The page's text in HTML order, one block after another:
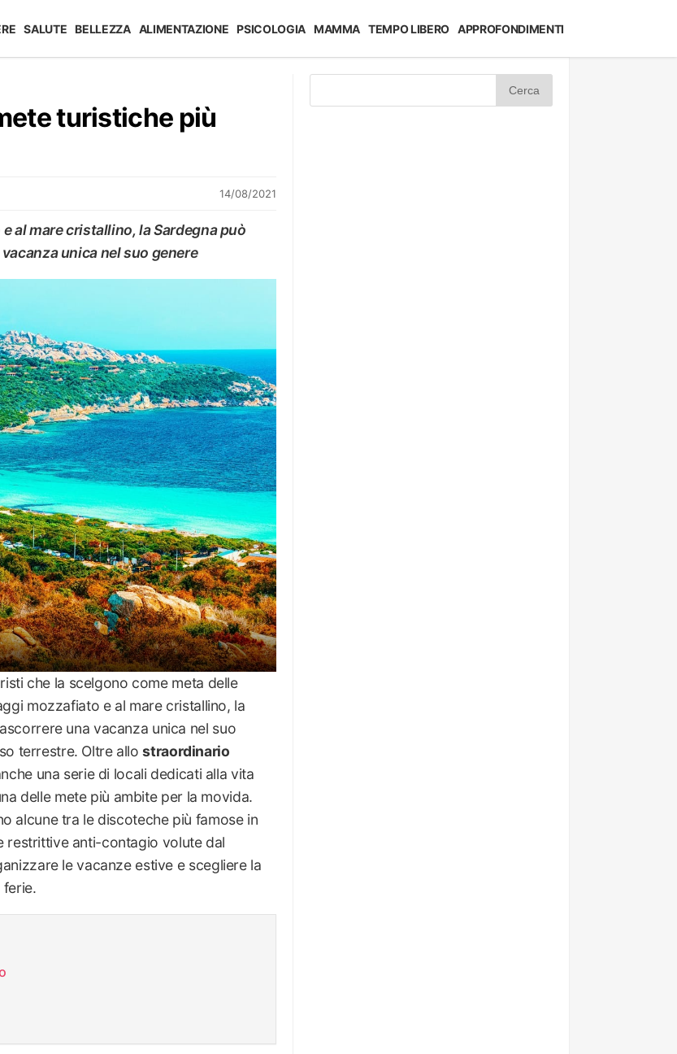
SALUTE BELLEZZA ALIMENTAZIONE PSICOLOGIA MAMMA TEMPO LIBERO APPROFONDIMENTI
turistiche più
14/08/2021
al mare cristallino, la Sardegna può
unica nel suo genere
che la scelgono come meta delle
mozzafiato e al mare cristallino, la
una vacanza unica nel suo
terrestre. Oltre allostraordinario
una serie di locali dedicati alla vita
delle mete più ambite per la movida.
alcune tra le discoteche più famose in
restrittive anti-contagio volute dal
le vacanze estive e scegliere la